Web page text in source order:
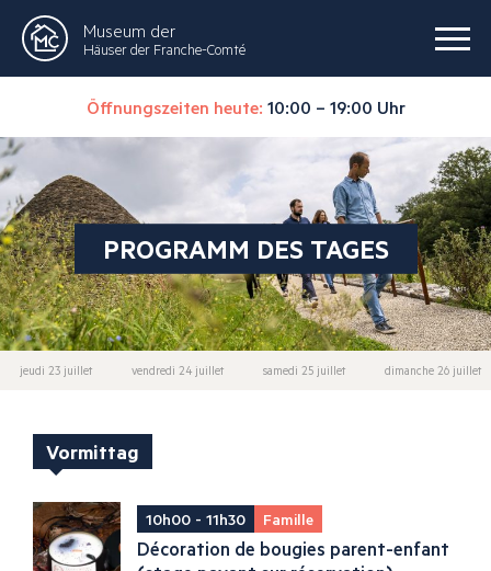
Museum der
Häuser der Franche-Comté
Öffnungszeiten heute: 10:00 – 19:00 Uhr
PROGRAMM DES TAGES
jeudi 23 juillet vendredi 24 juillet samedi 25 juillet dimanche 26 juillet
Vormittag
10h00 - 11h30 Famille
Décoration de bougies parent-enfant